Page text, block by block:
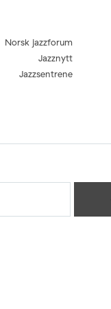
Norsk jazzforum
Jazznytt
Jazzsentrene